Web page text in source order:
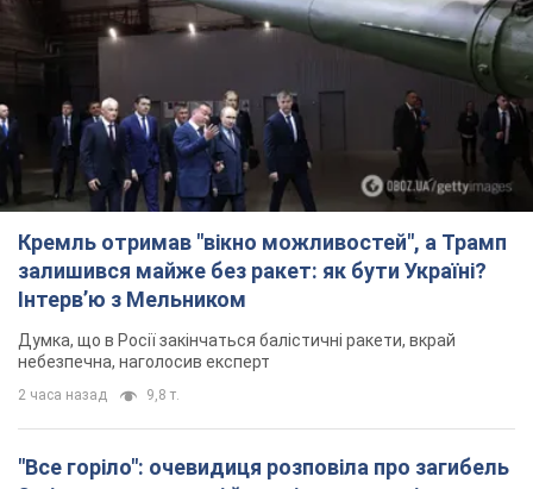
Кремль отримав "вікно можливостей", а Трамп
залишився майже без ракет: як бути Україні?
Інтерв’ю з Мельником
Думка, що в Росії закінчаться балістичні ракети, вкрай
небезпечна, наголосив експерт
2 часа назад 9,8 т.
"Все горіло": очевидиця розповіла про загибель